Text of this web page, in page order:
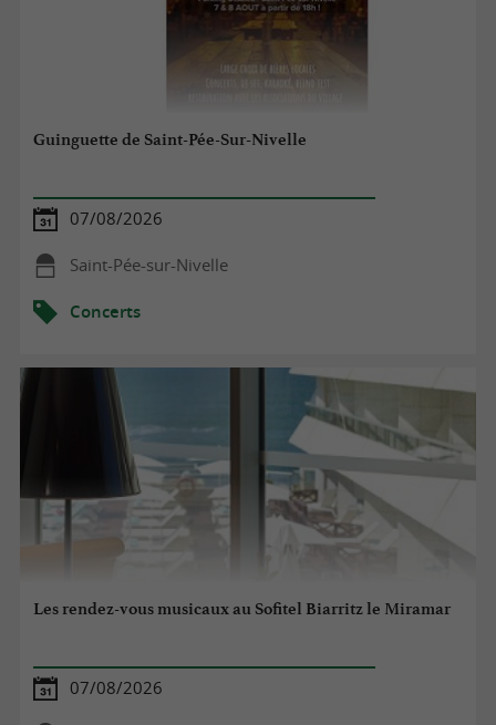
Guinguette de Saint-Pée-Sur-Nivelle
07/08/2026
Saint-Pée-sur-Nivelle
Concerts
Les rendez-vous musicaux au Sofitel Biarritz le Miramar
07/08/2026